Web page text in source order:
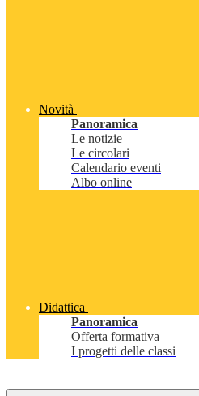
Novità
Panoramica
Le notizie
Le circolari
Calendario eventi
Albo online
Didattica
Panoramica
Offerta formativa
I progetti delle classi